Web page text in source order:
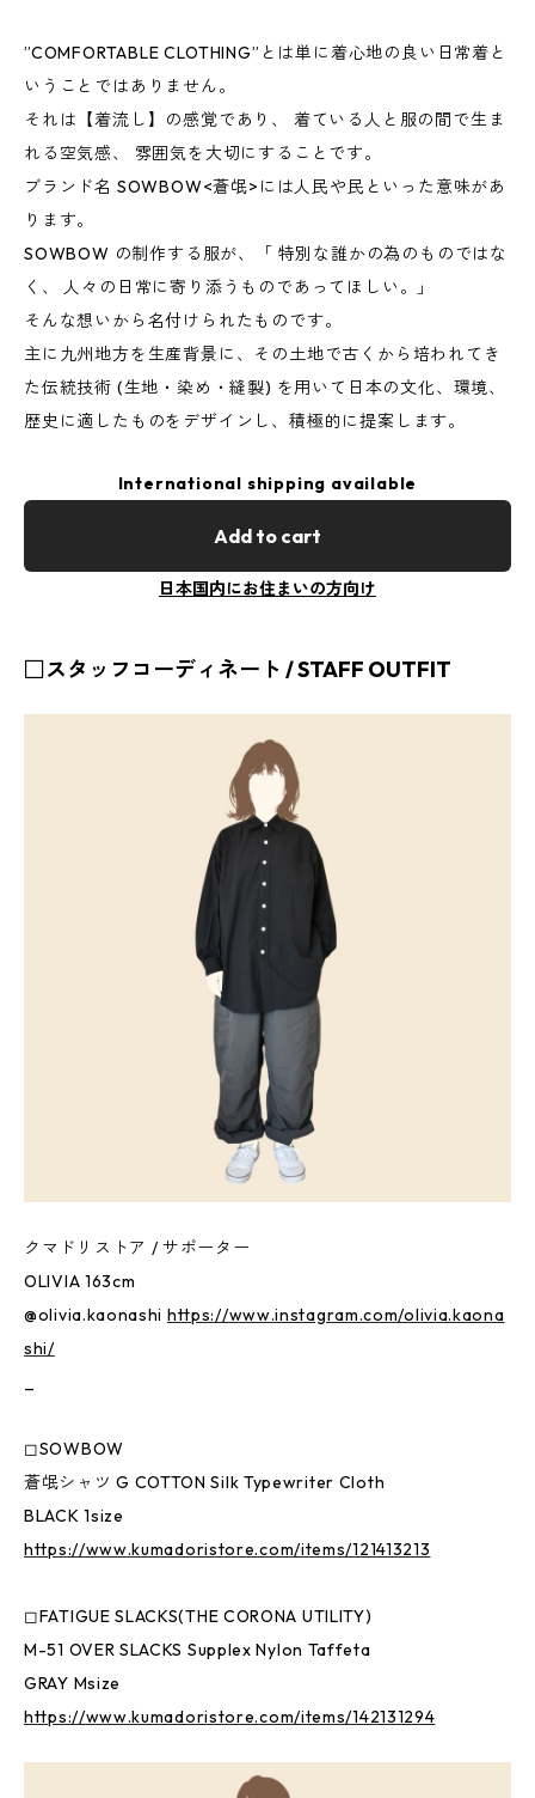
”COMFORTABLE CLOTHING”とは単に着心地の良い日常着と
いうことではありません。
それは【着流し】の感覚であり、 着ている人と服の間で生ま
れる空気感、 雰囲気を大切にすることです。
ブランド名 SOWBOW<蒼氓>には人民や民といった意味があ
ります。
SOWBOW の制作する服が、「 特別な誰かの為のものではな
く、 人々の日常に寄り添うものであってほしい。」
そんな想いから名付けられたものです。
主に九州地方を生産背景に、その土地で古くから培われてき
た伝統技術 (生地・染め・縫製) を用いて日本の文化、環境、
歴史に適したものをデザインし、積極的に提案します。
International shipping available
Add to cart
日本国内にお住まいの方向け
□スタッフコーディネート / STAFF OUTFIT
クマドリストア / サポーター
OLIVIA 163cm
@olivia.kaonashi https://www.instagram.com/olivia.kaona
shi/
◻︎SOWBOW
蒼氓シャツ G COTTON Silk Typewriter Cloth
BLACK 1size
https://www.kumadoristore.com/items/121413213
◻︎FATIGUE SLACKS(THE CORONA UTILITY)
M-51 OVER SLACKS Supplex Nylon Taffeta
GRAY Msize
https://www.kumadoristore.com/items/142131294